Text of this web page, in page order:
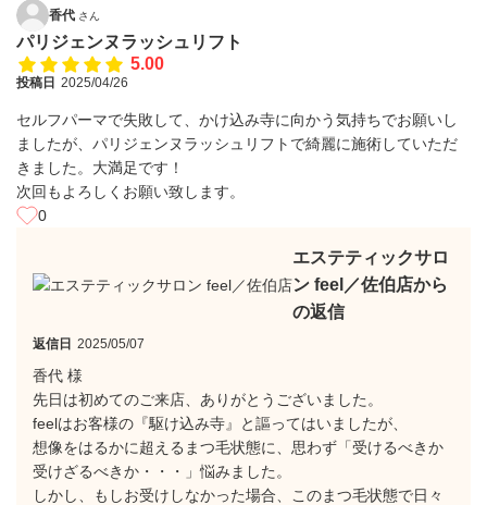
香代 さん
パリジェンヌラッシュリフト
5.00
投稿日 2025/04/26
セルフパーマで失敗して、かけ込み寺に向かう気持ちでお願いし
ましたが、パリジェンヌラッシュリフトで綺麗に施術していただ
きました。大満足です！
次回もよろしくお願い致します。
0
エステティックサロ
ン feel／佐伯店から
の返信
返信日 2025/05/07
香代 様
先日は初めてのご来店、ありがとうございました。
feelはお客様の『駆け込み寺』と謳ってはいましたが、
想像をはるかに超えるまつ毛状態に、思わず「受けるべきか
受けざるべきか・・・」悩みました。
しかし、もしお受けしなかった場合、このまつ毛状態で日々